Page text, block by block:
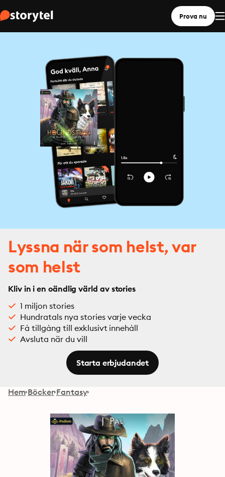
Prova nu
Lyssna när som helst, var
som helst
Kliv in i en oändlig värld av stories
1 miljon stories
Hundratals nya stories varje vecka
Få tillgång till exklusivt innehåll
Avsluta när du vill
Starta erbjudandet
Hem Böcker Fantasy